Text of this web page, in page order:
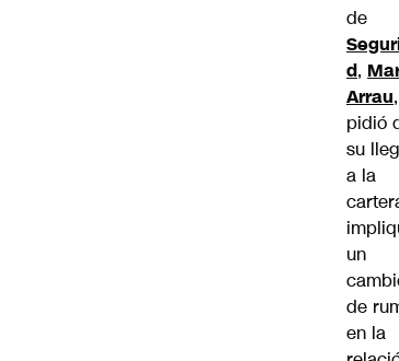
de
d,
Arrau
pidió
su
a la
un
de
en la